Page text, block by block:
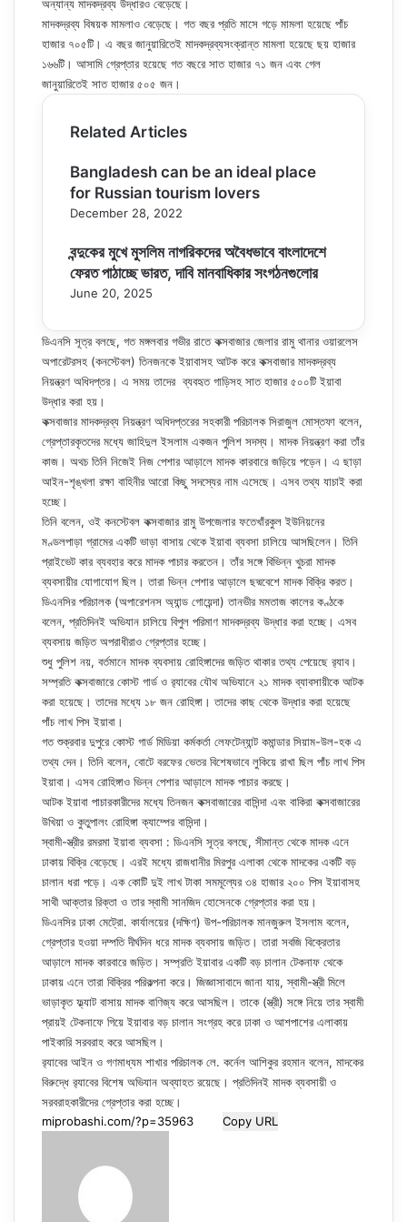
অন্যান্য মাদকদ্রব্য উদ্ধারও বেড়েছে।
মাদকদ্রব্য বিষয়ক মামলাও বেড়েছে। গত বছর প্রতি মাসে গড়ে মামলা হয়েছে পাঁচ
হাজার ৭০৫টি। এ বছর জানুয়ারিতেই মাদকদ্রব্যসংক্রান্ত মামলা হয়েছে ছয় হাজার
১৬৬টি। আসামি গ্রেপ্তার হয়েছে গত বছরে সাত হাজার ৭১ জন এবং গেল
জানুয়ারিতেই সাত হাজার ৫০৫ জন।
Related Articles
Bangladesh can be an ideal place
for Russian tourism lovers
December 28, 2022
বন্দুকের মুখে মুসলিম নাগরিকদের অবৈধভাবে বাংলাদেশে
ফেরত পাঠাচ্ছে ভারত, দাবি মানবাধিকার সংগঠনগুলোর
June 20, 2025
ডিএনসি সূত্র বলছে, গত মঙ্গলবার গভীর রাতে কক্সবাজার জেলার রামু থানার ওয়ারলেস
অপারেটরসহ (কনস্টেবল) তিনজনকে ইয়াবাসহ আটক করে কক্সবাজার মাদকদ্রব্য
নিয়ন্ত্রণ অধিদপ্তর। এ সময় তাদের ব্যবহৃত গাড়িসহ সাত হাজার ৫০০টি ইয়াবা
উদ্ধার করা হয়।
কক্সবাজার মাদকদ্রব্য নিয়ন্ত্রণ অধিদপ্তরের সহকারী পরিচালক সিরাজুল মোস্তফা বলেন,
গ্রেপ্তারকৃতদের মধ্যে জাহিদুল ইসলাম একজন পুলিশ সদস্য। মাদক নিয়ন্ত্রণ করা তাঁর
কাজ। অথচ তিনি নিজেই নিজ পেশার আড়ালে মাদক কারবারে জড়িয়ে পড়েন। এ ছাড়া
আইন-শৃঙ্খলা রক্ষা বাহিনীর আরো কিছু সদস্যের নাম এসেছে। এসব তথ্য যাচাই করা
হচ্ছে।
তিনি বলেন, ওই কনস্টেবল কক্সবাজার রামু উপজেলার ফতেখাঁরকুল ইউনিয়নের
মণ্ডলপাড়া গ্রামের একটি ভাড়া বাসায় থেকে ইয়াবা ব্যবসা চালিয়ে আসছিলেন। তিনি
প্রাইভেট কার ব্যবহার করে মাদক পাচার করতেন। তাঁর সঙ্গে বিভিন্ন খুচরা মাদক
ব্যবসায়ীর যোগাযোগ ছিল। তারা ভিন্ন পেশার আড়ালে ছদ্মবেশে মাদক বিক্রি করত।
ডিএনসির পরিচালক (অপারেশনস অ্যান্ড গোয়েন্দা) তানভীর মমতাজ কালের কণ্ঠকে
বলেন, প্রতিদিনই অভিযান চালিয়ে বিপুল পরিমাণ মাদকদ্রব্য উদ্ধার করা হচ্ছে। এসব
ব্যবসায় জড়িত অপরাধীরাও গ্রেপ্তার হচ্ছে।
শুধু পুলিশ নয়, বর্তমানে মাদক ব্যবসায় রোহিঙ্গাদের জড়িত থাকার তথ্য পেয়েছে র‌্যাব।
সম্প্রতি কক্সবাজারে কোস্ট গার্ড ও র‌্যাবের যৌথ অভিযানে ২১ মাদক ব্যাবসায়ীকে আটক
করা হয়েছে। তাদের মধ্যে ১৮ জন রোহিঙ্গা। তাদের কাছ থেকে উদ্ধার করা হয়েছে
পাঁচ লাখ পিস ইয়াবা।
গত শুক্রবার দুপুরে কোস্ট গার্ড মিডিয়া কর্মকর্তা লেফটেন্যান্ট কমান্ডার সিয়াম-উল-হক এ
তথ্য দেন। তিনি বলেন, বোটে বরফের ভেতর বিশেষভাবে লুকিয়ে রাখা ছিল পাঁচ লাখ পিস
ইয়াবা। এসব রোহিঙ্গাও ভিন্ন পেশার আড়ালে মাদক পাচার করছে।
আটক ইয়াবা পাচারকারীদের মধ্যে তিনজন কক্সবাজারের বাসিন্দা এবং বাকিরা কক্সবাজারের
উখিয়া ও কুতুপালং রোহিঙ্গা ক্যাম্পের বাসিন্দা।
স্বামী-স্ত্রীর রমরমা ইয়াবা ব্যবসা : ডিএনসি সূত্র বলছে, সীমান্ত থেকে মাদক এনে
ঢাকায় বিক্রি বেড়েছে। এরই মধ্যে রাজধানীর মিরপুর এলাকা থেকে মাদকের একটি বড়
চালান ধরা পড়ে। এক কোটি দুই লাখ টাকা সমমূল্যের ৩৪ হাজার ২০০ পিস ইয়াবাসহ
সাথী আক্তার রিক্তা ও তার স্বামী সানজিদ হোসেনকে গ্রেপ্তার করা হয়।
ডিএনসির ঢাকা মেট্রো. কার্যালয়ের (দক্ষিণ) উপ-পরিচালক মানজুরুল ইসলাম বলেন,
গ্রেপ্তার হওয়া দম্পতি দীর্ঘদিন ধরে মাদক ব্যবসায় জড়িত। তারা সবজি বিক্রেতার
আড়ালে মাদক কারবারে জড়িত। সম্প্রতি ইয়াবার একটি বড় চালান টেকনাফ থেকে
ঢাকায় এনে তারা বিক্রির পরিকল্পনা করে। জিজ্ঞাসাবাদে জানা যায়, স্বামী-স্ত্রী মিলে
ভাড়াকৃত ফ্ল্যাট বাসায় মাদক বাণিজ্য করে আসছিল। তাকে (স্ত্রী) সঙ্গে নিয়ে তার স্বামী
প্রায়ই টেকনাফে গিয়ে ইয়াবার বড় চালান সংগ্রহ করে ঢাকা ও আশপাশের এলাকায়
পাইকারি সরবরাহ করে আসছিল।
র‌্যাবের আইন ও গণমাধ্যম শাখার পরিচালক লে. কর্নেল আশিকুর রহমান বলেন, মাদকের
বিরুদ্ধে র‌্যাবের বিশেষ অভিযান অব্যাহত রয়েছে। প্রতিদিনই মাদক ব্যবসায়ী ও
সরবরাহকারীদের গ্রেপ্তার করা হচ্ছে।
Copy URL